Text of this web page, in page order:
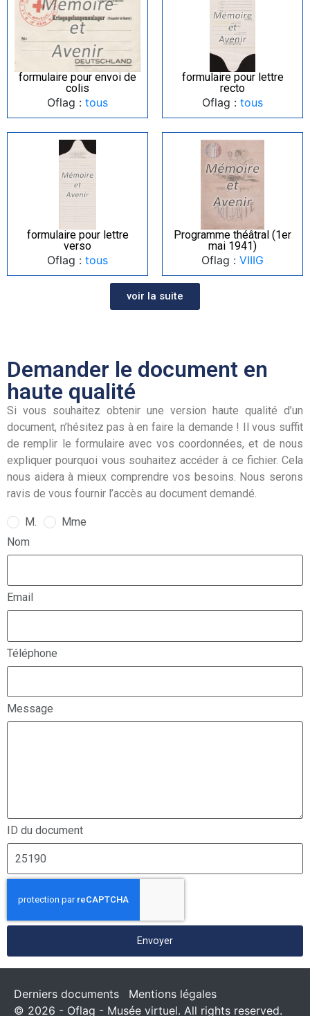
formulaire pour envoi de
colis
Oflag : tous
formulaire pour lettre
recto
Oflag : tous
formulaire pour lettre
verso
Oflag : tous
Programme théâtral (1er
mai 1941)
Oflag : VIIIG
voir la suite
Demander le document en
haute qualité
Si vous souhaitez obtenir une version haute qualité d’un
document, n’hésitez pas à en faire la demande ! Il vous suffit
de remplir le formulaire avec vos coordonnées, et de nous
expliquer pourquoi vous souhaitez accéder à ce fichier. Cela
nous aidera à mieux comprendre vos besoins. Nous serons
ravis de vous fournir l’accès au document demandé.
M.
Mme
Nom
Email
Téléphone
Message
ID du document
Envoyer
Derniers documents
Mentions légales
© 2026 - Oflag - Musée virtuel. All rights reserved.